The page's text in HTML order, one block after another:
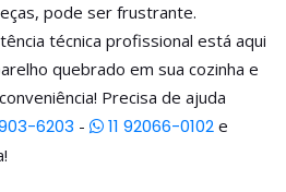
pode ser frustrante.
técnica profissional está aqui
quebrado em sua cozinha e
Precisa de ajuda
6203 - 11 92066-0102 e